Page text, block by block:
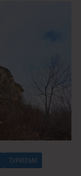
ТУРИЗЪМ